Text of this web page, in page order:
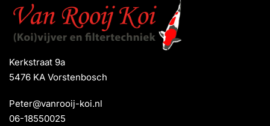
Kerkstraat 9a
5476 KA Vorstenbosch
Peter@vanrooij-koi.nl
06-18550025